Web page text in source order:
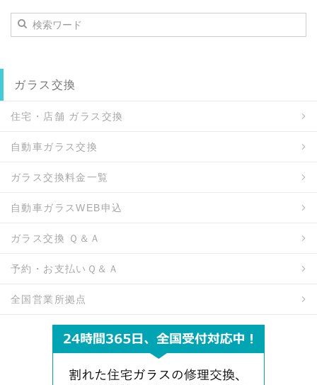
ガラス交換
住宅・店舗 ガラス交換
自動車ガラス交換
ガラス交換料金一覧
自動車ガラスWEB申込
ガラス交換 Ｑ＆Ａ
予約・お支払いＱ＆Ａ
全国営業所拠点